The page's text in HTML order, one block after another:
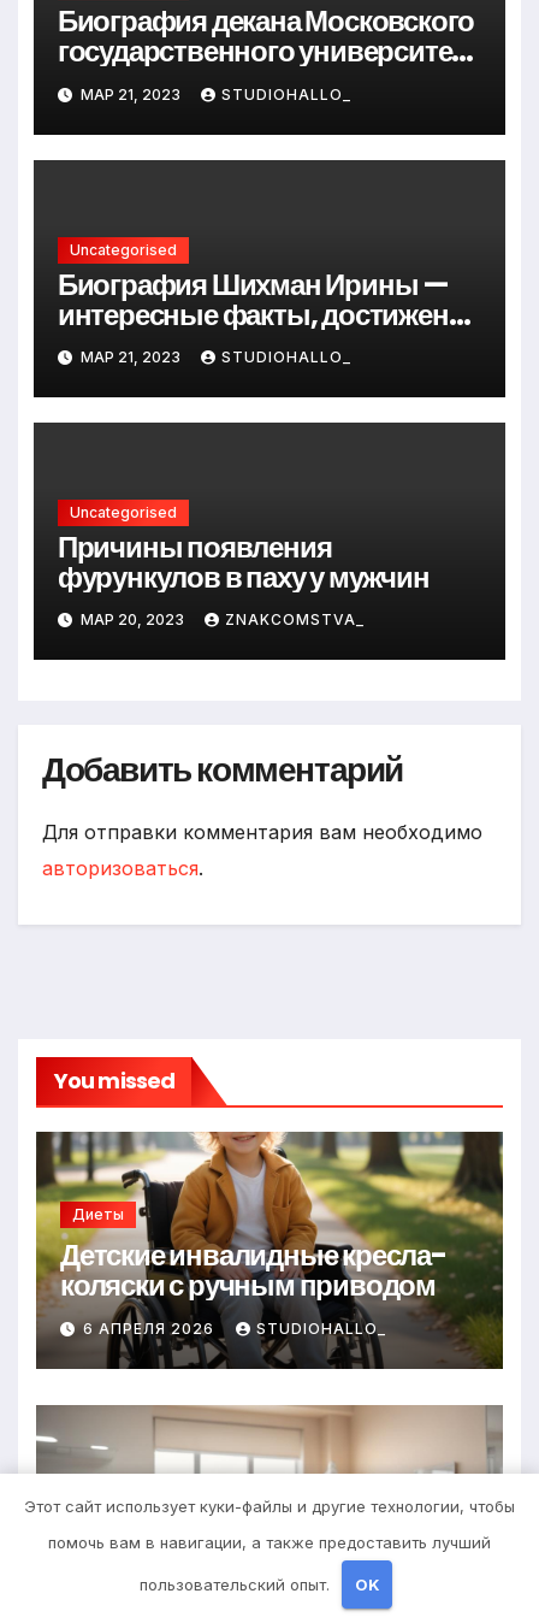
Биография декана Московского
государственного университета
Андрея Сидорова — от студента
до руководителя
МАР 21, 2023 STUDIOHALLO_
Uncategorised
Биография Шихман Ирины —
интересные факты, достижения
и путь к успеху
МАР 21, 2023 STUDIOHALLO_
Uncategorised
Причины появления
фурункулов в паху у мужчин
МАР 20, 2023 ZNAKCOMSTVA_
Добавить комментарий
Для отправки комментария вам необходимо
авторизоваться.
You missed
Диеты
Детские инвалидные кресла-
коляски с ручным приводом
6 АПРЕЛЯ 2026 STUDIOHALLO_
Запись в стоматологическую
клинику
STUDIOHALLO_
Этот сайт использует куки-файлы и другие технологии, чтобы
помочь вам в навигации, а также предоставить лучший
пользовательский опыт. OK